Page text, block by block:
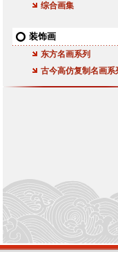
综合画集
装饰画
东方名画系列
古今高仿复制名画系